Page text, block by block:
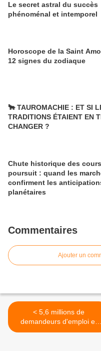
Le secret astral du succès
phénoménal et intemporel
Horoscope de la Saint
12 signes du zodiaque
🐂 TAUROMACHIE : ET SI
TRADITIONS ÉTAIENT EN
CHANGER ?
Chute historique des
poursuit : quand les
confirment les
planétaires
Commentaires
Ajouter un
< 5,6 millions de
demandeurs d'emploi et
moi et moi et toi*